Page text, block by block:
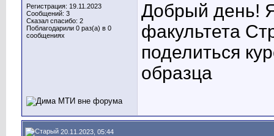
Регистрация: 19.11.2023
Сообщений: 3
Сказал спасибо: 2
Поблагодарили 0 раз(а) в 0
сообщениях
Добрый день!
факультета
поделиться
образца
20.11.2023, 05:44